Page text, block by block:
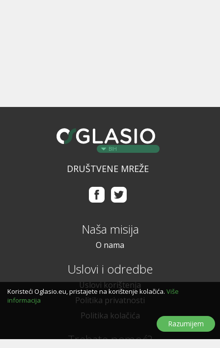
BIH
DRUŠTVENE MREŽE
Naša misija
O nama
Uslovi i odredbe
Uslovi korištenja
Politika privatnosti
Politika kolačića
Trebate pomoć?
Koristeći Oglasio.eu, pristajete na korištenje kolačića. Više
informacija
Razumijem